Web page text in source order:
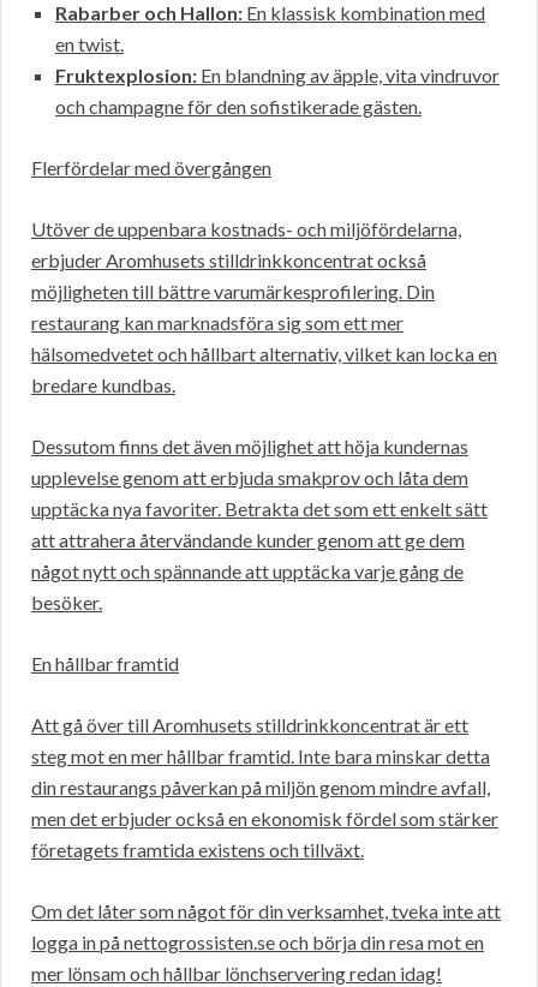
Rabarber och Hallon: En klassisk kombination med
en twist.
Fruktexplosion: En blandning av äpple, vita vindruvor
och champagne för den sofistikerade gästen.
Flerfördelar med övergången
Utöver de uppenbara kostnads- och miljöfördelarna,
erbjuder Aromhusets stilldrinkkoncentrat också
möjligheten till bättre varumärkesprofilering. Din
restaurang kan marknadsföra sig som ett mer
hälsomedvetet och hållbart alternativ, vilket kan locka en
bredare kundbas.
Dessutom finns det även möjlighet att höja kundernas
upplevelse genom att erbjuda smakprov och låta dem
upptäcka nya favoriter. Betrakta det som ett enkelt sätt
att attrahera återvändande kunder genom att ge dem
något nytt och spännande att upptäcka varje gång de
besöker.
En hållbar framtid
Att gå över till Aromhusets stilldrinkkoncentrat är ett
steg mot en mer hållbar framtid. Inte bara minskar detta
din restaurangs påverkan på miljön genom mindre avfall,
men det erbjuder också en ekonomisk fördel som stärker
företagets framtida existens och tillväxt.
Om det låter som något för din verksamhet, tveka inte att
logga in på nettogrossisten.se och börja din resa mot en
mer lönsam och hållbar lönchservering redan idag!